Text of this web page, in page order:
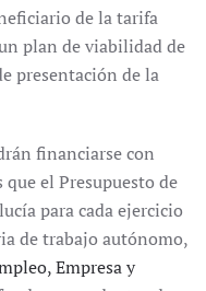
de la tarifa
plan de viabilidad de
presentación de la
financiarse con
el Presupuesto de
para cada ejercicio
de trabajo autónomo,
Empresa y